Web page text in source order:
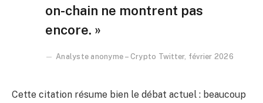
on-chain ne montrent pas
encore. »
Analyste anonyme – Crypto Twitter, février 2026
Cette citation résume bien le débat actuel : beaucoup